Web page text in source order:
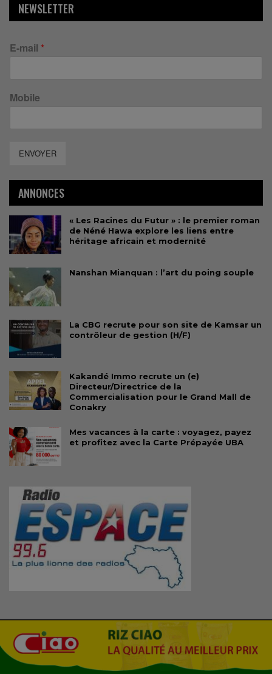
NEWSLETTER
E-mail *
Mobile
ENVOYER
ANNONCES
« Les Racines du Futur » : le premier roman
de Néné Hawa explore les liens entre
héritage africain et modernité
Nanshan Mianquan : l’art du poing souple
La CBG recrute pour son site de Kamsar un
contrôleur de gestion (H/F)
Kakandé Immo recrute un (e)
Directeur/Directrice de la
Commercialisation pour le Grand Mall de
Conakry
Mes vacances à la carte : voyagez, payez
et profitez avec la Carte Prépayée UBA